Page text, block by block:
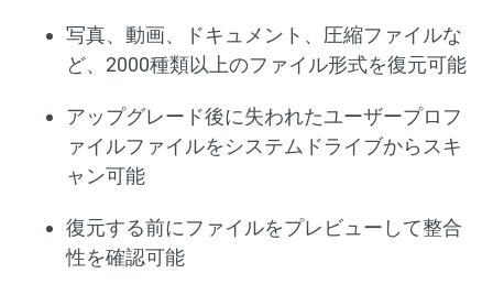
写真、動画、ドキュメント、圧縮ファイルな
ど、2000種類以上のファイル形式を復元可能
アップグレード後に失われたユーザープロフ
ァイルファイルをシステムドライブからスキ
ャン可能
復元する前にファイルをプレビューして整合
性を確認可能